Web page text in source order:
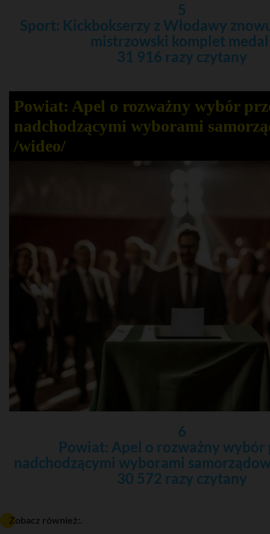
5
Sport: Kickbokserzy z Włodawy
mistrzowski komplet
31 916 razy czytany
Powiat: Apel o rozważny wybór
nadchodzącymi wyborami
/wideo/
6
Powiat: Apel o rozważny wybór
nadchodzącymi wyborami
30 572 razy czytany
Zobacz również:.